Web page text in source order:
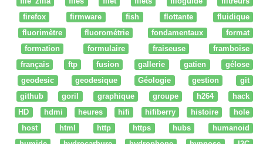
firefox
firmware fish flottante
fluidique
fluorimètre
fluorométrie fondamentaux
format
formation
formulaire fraiseuse
framboise
français
ftp fusion gallerie gatien
gélose
geodesic
geodesique Géologie gestion
git
github
goril graphique groupe h264
hack
HD
hdmi heures hifi hifiberry histoire
hole
host
html http https hubs
humanoid